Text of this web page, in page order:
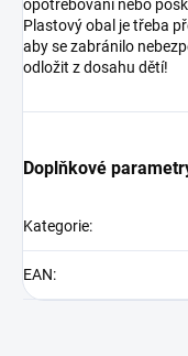
opotřebování nebo
Plastový obal je třeba
aby se zabránilo
odložit z dosahu dětí!
Doplňkové
Kategorie:
EAN: